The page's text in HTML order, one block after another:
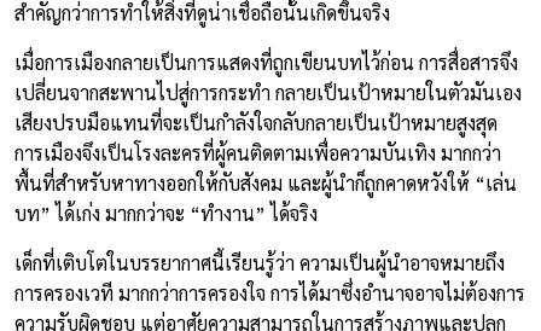
สำคัญกว่าการทำให้สิ่งที่ดูน่าเชื่อถือนั้นเกิดขึ้นจริง
เมื่อการเมืองกลายเป็นการแสดงที่ถูกเขียนบทไว้ก่อน การสื่อสารจึง
เปลี่ยนจากสะพานไปสู่การกระทำ กลายเป็นเป้าหมายในตัวมันเอง
เสียงปรบมือแทนที่จะเป็นกำลังใจกลับกลายเป็นเป้าหมายสูงสุด
การเมืองจึงเป็นโรงละครที่ผู้คนติดตามเพื่อความบันเทิง มากกว่า
พื้นที่สำหรับหาทางออกให้กับสังคม และผู้นำก็ถูกคาดหวังให้ “เล่น
บท” ได้เก่ง มากกว่าจะ “ทำงาน” ได้จริง
เด็กที่เติบโตในบรรยากาศนี้เรียนรู้ว่า ความเป็นผู้นำอาจหมายถึง
การครองเวที มากกว่าการครองใจ การได้มาซึ่งอำนาจอาจไม่ต้องการ
ความรับผิดชอบ แต่อาศัยความสามารถในการสร้างภาพและปลุก